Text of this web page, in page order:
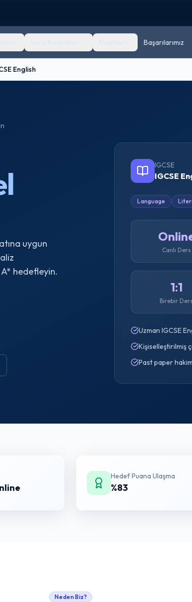
Başarılarımız
English
uygun
hedefleyin.
IGCSE
IGCSE
Language
Canlı Ders
1:1
Birebir Ders
Uzman IGCSE
Kişiselleştirilmiş
Past paper
Hedef Puana Ulaşma
%83
Neden Biz?